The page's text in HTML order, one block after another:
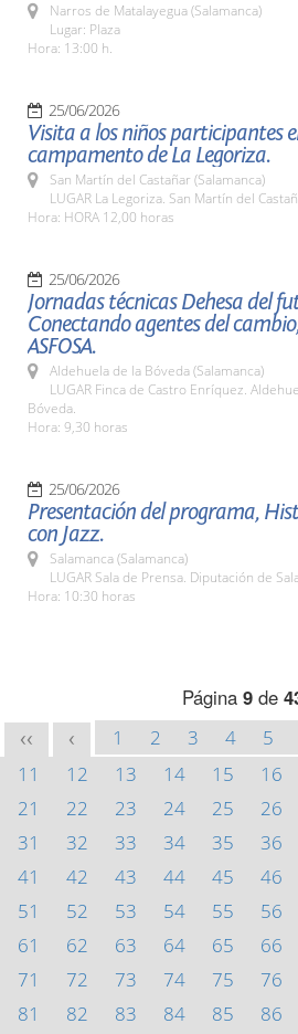
Narros de Matalayegua (Salamanca)
Lugar: Plaza
Hora: 13:00 h.
25/06/2026
Visita a los niños participantes
campamento de La Legoriza.
San Martín del Castañar (Salamanca)
LUGAR La Legoriza. San Martín del
Hora: HORA 12,00 horas
25/06/2026
Jornadas técnicas Dehesa del
Conectando agentes del
ASFOSA.
Aldehuela de la Bóveda (Salamanca)
LUGAR Finca de Castro Enríquez.
Bóveda.
Hora: 9,30 horas
25/06/2026
Presentación del programa,
con Jazz.
Salamanca (Salamanca)
LUGAR Sala de Prensa. Diputación de
Hora: 10:30 horas
Página 9de
<< < 1 2 3 4 5
11
12 13 14 15 16
21
22 23 24 25 26
31
32 33 34 35 36
41
42 43 44 45 46
51
52 53 54 55 56
61
62 63 64 65 66
71
72 73 74 75 76
81
82 83 84 85 86